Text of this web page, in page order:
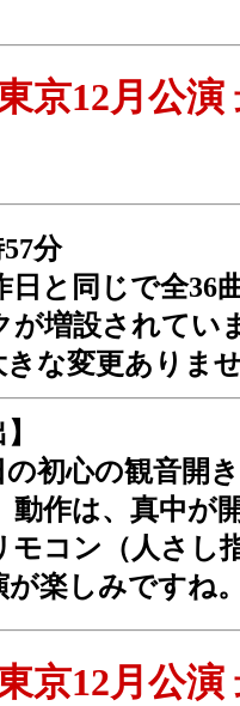
京12月公
分
日と同じで全36
が増設されてい
な変更ありま
初心の観音開
動作は、真中が
モコン（人さし
が楽しみですね
京12月公